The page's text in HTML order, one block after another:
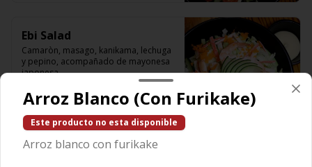
Ebi Salad
Camaròn, masago, kanikama, lechuga
y pepino, acompañado de mayonesa
japonesa.
Arroz Blanco (Con Furikake)
Este producto no esta disponible
Arroz blanco con furikake